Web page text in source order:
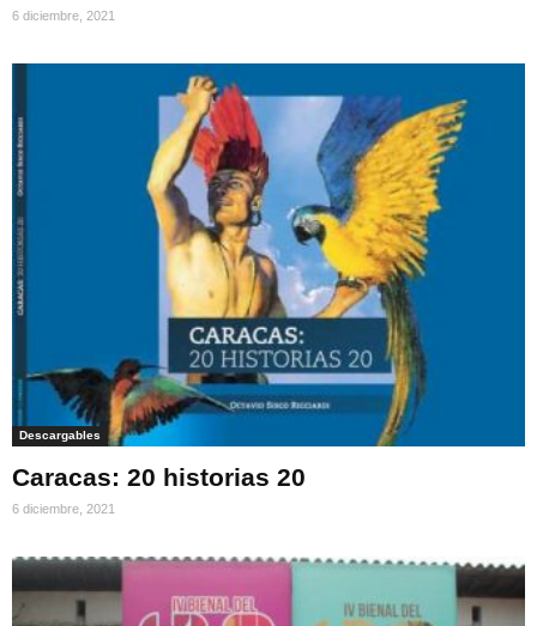
6 diciembre, 2021
Descargables
Caracas: 20 historias 20
6 diciembre, 2021